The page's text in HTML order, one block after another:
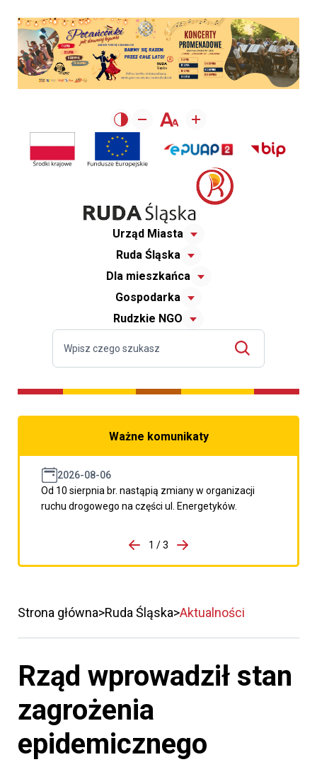
Urząd Miasta
Ruda Śląska
Dla mieszkańca
Gospodarka
Rudzkie NGO
Ważne komunikaty
2026-08-06
Od 10 sierpnia br. nastąpią zmiany w organizacji
ruchu drogowego na części ul. Energetyków.
porzpedniego komunikatu
1 / 3
Przejdź do następnego
Strona główna Ruda Śląska Aktualności
Rząd wprowadził stan
zagrożenia
epidemicznego